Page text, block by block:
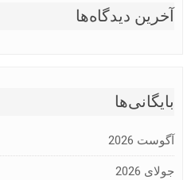
آخرین دیدگاه‌ها
بایگانی‌ها
آگوست 2026
جولای 2026